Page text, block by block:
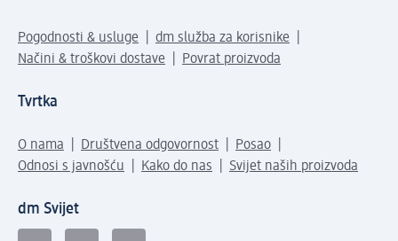
Pogodnosti & usluge
dm služba za korisnike
Načini & troškovi dostave
Povrat proizvoda
Tvrtka
O nama Društvena odgovornost
Posao
Odnosi s javnošću
Kako do nas Svijet naših proizvoda
dm Svijet